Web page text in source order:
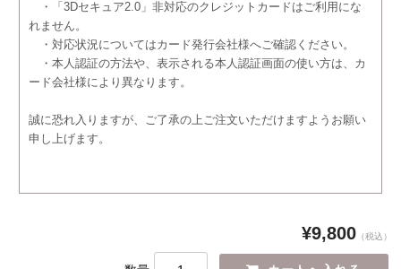
・「3Dセキュア2.0」非対応のクレジットカードはご利用にな
れません。
・対応状況についてはカード発行会社様へご確認ください。
・本人認証の方法や、表示される本人認証画面の使い方は、カ
ード会社様により異なります。
誠に恐れ入りますが、ご了承の上ご注文いただけますようお願い
申し上げます。
¥9,800 （税込）